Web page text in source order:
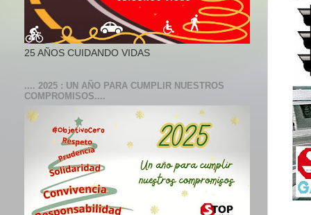
25 AÑOS CUIDANDO VIDAS
.... 2025 : UN AÑO PARA CUMPLIR NUESTROS
COMPROMISOS....